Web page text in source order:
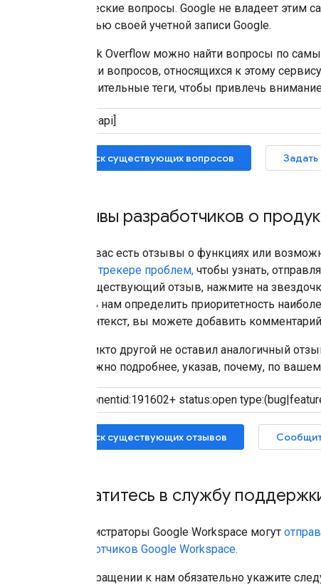
технические вопросы. Google не владеет этим
помощью своей учетной записи Google.
На Stack Overflow можно найти вопросы по
пометки вопросов, относящихся к этому
дополнительные теги, чтобы привлечь
Поиск существующих вопросов
Отзывы разработчиков о
Если у вас есть отзывы о функциях или
нашем трекере проблем, чтобы узнать,
уже существующий отзыв, нажмите на
помочь нам определить приоритетность
или контекст, вы можете добавить
Если никто другой не оставил аналогичный
как можно подробнее, указав, почему, по
Поиск существующих отзывов
Обратитесь в службу
Администраторы Google Workspace могут
разработчиков Google Workspace.
При обращении к нам обязательно укажите